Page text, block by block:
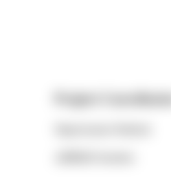
Project Coordinator